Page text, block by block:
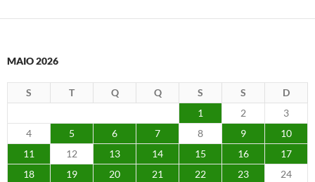
MAIO 2026
S T Q Q S S
D
1
2
3
4
5 6 7 8 9
10
11
12 13 14 15 16
17
18
19 20 21 22 23
24